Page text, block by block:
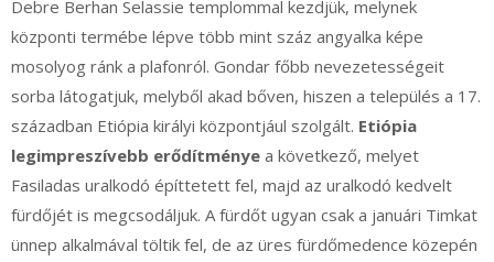
Debre Berhan Selassie templommal kezdjük, melynek
központi termébe lépve több mint száz angyalka képe
mosolyog ránk a plafonról. Gondar főbb nevezetességeit
sorba látogatjuk, melyből akad bőven, hiszen a település a 17.
században Etiópia királyi központjául szolgált. Etiópia
legimpreszívebb erődítménye a következő, melyet
Fasiladas uralkodó építtetett fel, majd az uralkodó kedvelt
fürdőjét is megcsodáljuk. A fürdőt ugyan csak a januári Timkat
ünnep alkalmával töltik fel, de az üres fürdőmedence közepén